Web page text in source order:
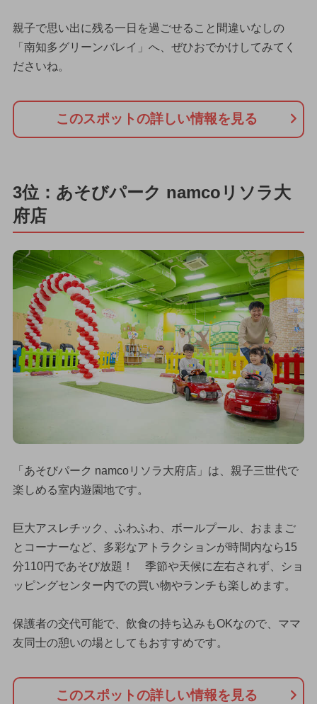
親子で思い出に残る一日を過ごせること間違いなしの
「南知多グリーンバレイ」へ、ぜひおでかけしてみてく
ださいね。
このスポットの詳しい情報を見る
3位：あそびパーク namcoリソラ大
府店
「あそびパーク namcoリソラ大府店」は、親子三世代で
楽しめる室内遊園地です。
巨大アスレチック、ふわふわ、ボールプール、おままご
とコーナーなど、多彩なアトラクションが時間内なら15
分110円であそび放題！ 季節や天候に左右されず、ショ
ッピングセンター内での買い物やランチも楽しめます。
保護者の交代可能で、飲食の持ち込みもOKなので、ママ
友同士の憩いの場としてもおすすめです。
このスポットの詳しい情報を見る